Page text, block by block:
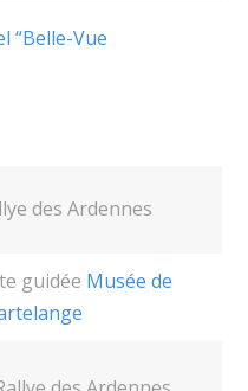
“Belle-Vue
des Ardennes
guidée Musée de